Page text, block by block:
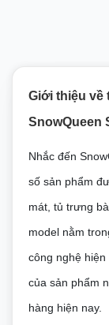
Giới thiệu về
SnowQueen
Nhắc đến
số sản phẩm
mát, tủ trưng
model nằm
công nghệ
của sản phẩm
hàng hiện nay.